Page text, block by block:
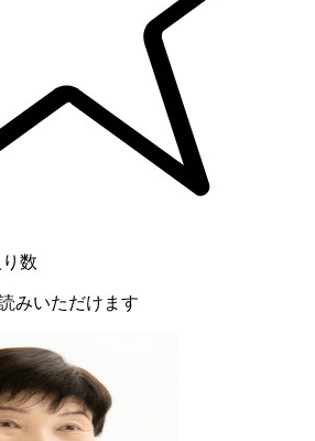
数
みいただけます